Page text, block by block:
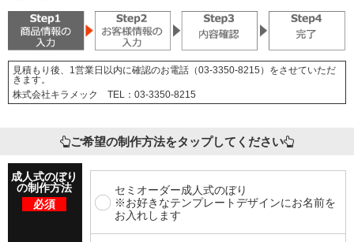
見積もり後、1営業日以内に確認のお電話（03-3350-8215）をさせていただ
きます。
株式会社キラメック TEL：03-3350-8215
ご希望の制作方法をタップしてください
成人式のぼり
の制作方法
必須
セミオーダー成人式のぼり
※お好きなテンプレートデザインにお名前を
お入れします